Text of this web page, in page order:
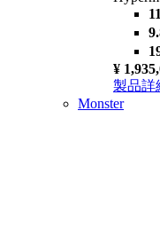
¥
製品詳
Monster